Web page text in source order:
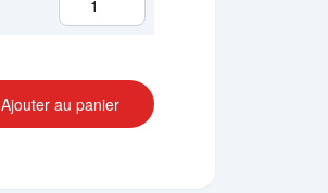
Ajouter au panier